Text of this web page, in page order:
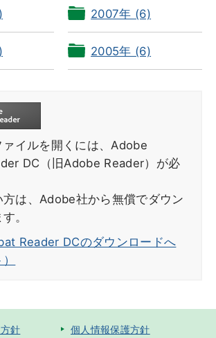
2007年 (6)
2005年 (6)
ァイルを開くには、Adobe
DC（旧Adobe Reader）が必
方は、Adobe社から無償でダウン
。
Reader DCのダウンロードへ
針
個人情報保護方針